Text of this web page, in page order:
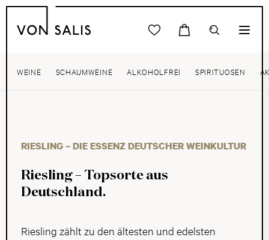
WEINE SCHAUMWEINE ALKOHOLFREI SPIRITUOSEN
RIESLING – DIE ESSENZ DEUTSCHER WEINKULTUR
Riesling – Topsorte aus
Deutschland.
Riesling zählt zu den ältesten und edelsten